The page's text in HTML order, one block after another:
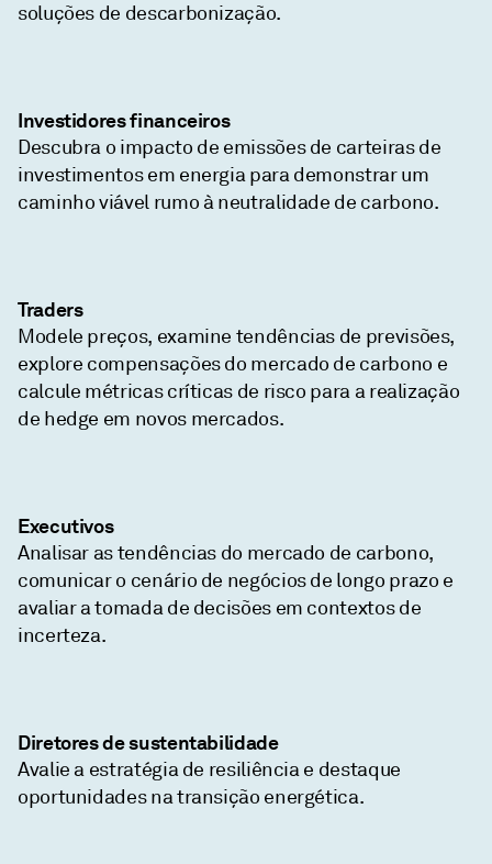
soluções de descarbonização.
Investidores financeiros
Descubra o impacto de emissões de carteiras de
investimentos em energia para demonstrar um
caminho viável rumo à neutralidade de carbono.
Traders
Modele preços, examine tendências de previsões,
explore compensações do mercado de carbono e
calcule métricas críticas de risco para a realização
de hedge em novos mercados.
Executivos
Analisar as tendências do mercado de carbono,
comunicar o cenário de negócios de longo prazo e
avaliar a tomada de decisões em contextos de
incerteza.
Diretores de sustentabilidade
Avalie a estratégia de resiliência e destaque
oportunidades na transição energética.